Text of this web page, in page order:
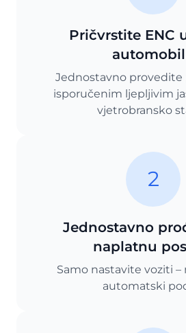
Pričvrstite ENC
Jednostavno provedite
isporučenim ljepljivim
vjetrobransko
2
Jednostavno
naplatnu
Samo nastavite voziti –
automatski